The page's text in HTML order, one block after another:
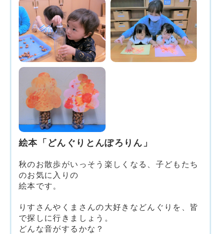
絵本「どんぐりとんぽろりん」
秋のお散歩がいっそう楽しくなる、子どもたち
のお気に入りの
絵本です。
りすさんやくまさんの大好きなどんぐりを、皆
で探しに行きましょう。
どんな音がするかな？